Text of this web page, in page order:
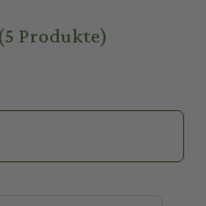
(5 Produkte)